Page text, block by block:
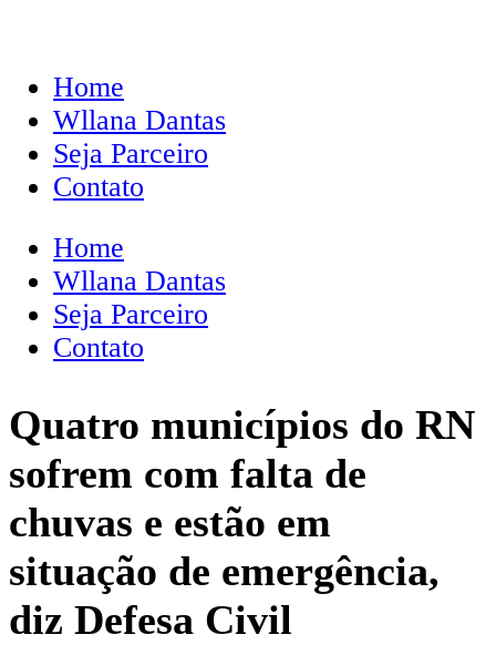
Home
Wllana Dantas
Seja Parceiro
Contato
Home
Wllana Dantas
Seja Parceiro
Contato
Quatro municípios do RN
sofrem com falta de
chuvas e estão em
situação de emergência,
diz Defesa Civil